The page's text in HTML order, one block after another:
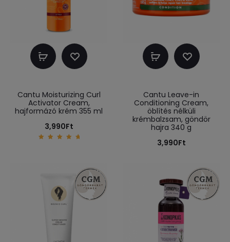
Kosárba
Cantu Moisturizing Curl
Activator Cream,
hajformázó krém 355 ml
3,990Ft
Kosárba
Cantu Leave-in
Conditioning Cream,
öblítés nélküli
krémbalzsam, göndör
hajra 340 g
3,990Ft